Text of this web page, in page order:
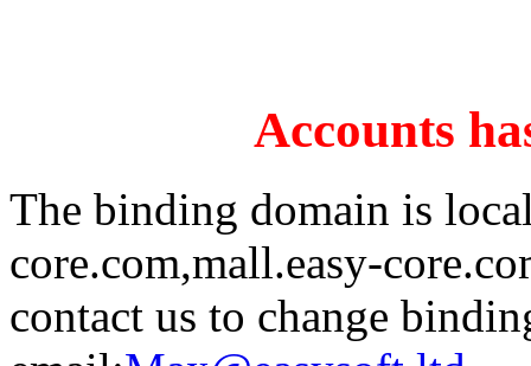
Accounts
The binding domain is
core.com,mall.easy-
contact us to change